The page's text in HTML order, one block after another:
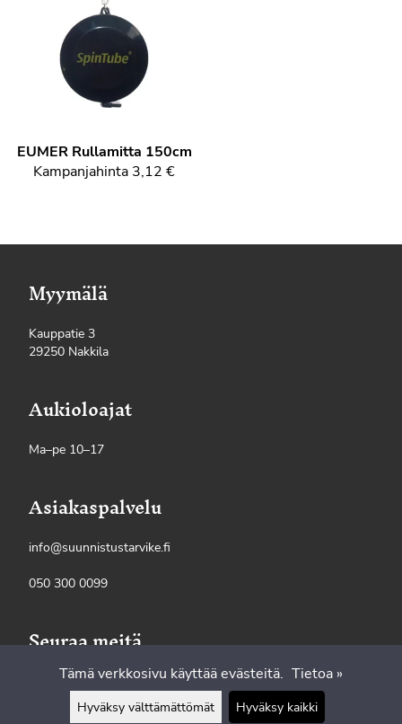
EUMER Rullamitta 150cm
Kampanjahinta 3,12 €
Myymälä
Kauppatie 3
29250 Nakkila
Aukioloajat
Ma–pe 10–17
Asiakaspalvelu
info@suunnistustarvike.fi
050 300 0099
Seuraa meitä
Tämä verkkosivu käyttää evästeitä. Tietoa »
Hyväksy välttämättömät Hyväksy kaikki